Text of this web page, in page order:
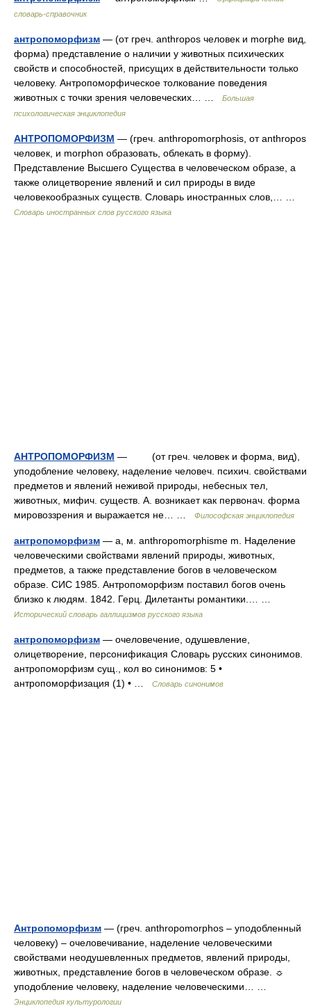
словарь-справочник
антропоморфизм — (от греч. anthropos человек и morphe вид,
форма) представление о наличии у животных психических
свойств и способностей, присущих в действительности только
человеку. Антропоморфическое толкование поведения
животных с точки зрения человеческих… …
Большая
психологическая энциклопедия
АНТРОПОМОРФИЗМ — (греч. anthropomorphosis, от anthropos
человек, и morphon образовать, облекать в форму).
Представление Высшего Существа в человеческом образе, а
также олицетворение явлений и сил природы в виде
человекообразных существ. Словарь иностранных слов,… …
Словарь иностранных слов русского языка
АНТРОПОМОРФИЗМ — (от греч. человек и форма, вид),
уподобление человеку, наделение человеч. психич. свойствами
предметов и явлений неживой природы, небесных тел,
животных, мифич. существ. А. возникает как первонач. форма
мировоззрения и выражается не… …
Философская энциклопедия
антропоморфизм — а, м. anthropomorphisme m. Наделение
человеческими свойствами явлений природы, животных,
предметов, а также представление богов в человеческом
образе. СИС 1985. Антропоморфизм поставил богов очень
близко к людям. 1842. Герц. Дилетанты романтики.… …
Исторический словарь галлицизмов русского языка
антропоморфизм — очеловечение, одушевление,
олицетворение, персонификация Словарь русских синонимов.
антропоморфизм сущ., кол во синонимов: 5 •
антропоморфизация (1) • …
Словарь синонимов
Антропоморфизм — (греч. anthropomorphos – уподобленный
человеку) – очеловечивание, наделение человеческими
свойствами неодушевленных предметов, явлений природы,
животных, представление богов в человеческом образе. ☼
уподобление человеку, наделение человеческими… …
Энциклопедия культурологии